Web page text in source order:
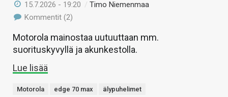
15.7.2026 - 19:20 /Timo Niemenmaa
Kommentit (2)
Motorola mainostaa uutuuttaan mm.
suorituskyvyllä ja akunkestolla.
Lue lisää
Motorola edge 70 max älypuhelimet